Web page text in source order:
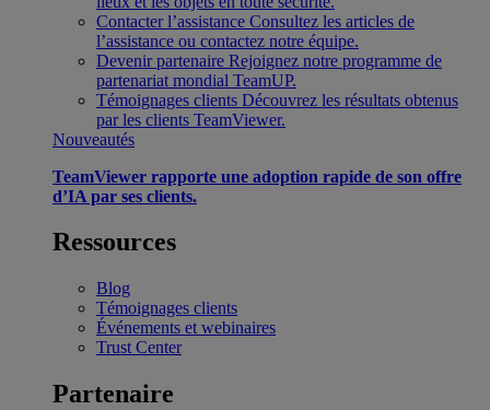
Contacter l’assistance Consultez les articles de
l’assistance ou contactez notre équipe.
Devenir partenaire Rejoignez notre programme de
partenariat mondial TeamUP.
Témoignages clients Découvrez les résultats obtenus
par les clients TeamViewer.
Nouveautés
TeamViewer rapporte une adoption rapide de son offre
d’IA par ses clients.
Ressources
Blog
Témoignages clients
Événements et webinaires
Trust Center
Partenaire